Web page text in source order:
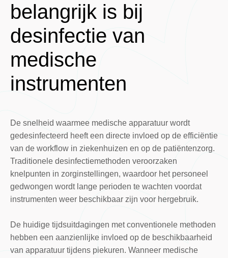
belangrijk is bij
desinfectie van
medische
instrumenten
De snelheid waarmee medische apparatuur wordt
gedesinfecteerd heeft een directe invloed op de efficiëntie
van de workflow in ziekenhuizen en op de patiëntenzorg.
Traditionele desinfectiemethoden veroorzaken
knelpunten in zorginstellingen, waardoor het personeel
gedwongen wordt lange perioden te wachten voordat
instrumenten weer beschikbaar zijn voor hergebruik.
De huidige tijdsuitdagingen met conventionele methoden
hebben een aanzienlijke invloed op de beschikbaarheid
van apparatuur tijdens piekuren. Wanneer medische